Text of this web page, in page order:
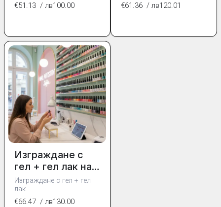
€51.13 / лв100.00 €61.36 / лв120.01
Изграждане с
гел + гел лак на
дълги нокти
Изграждане с гел + гел
лак
€66.47 / лв130.00